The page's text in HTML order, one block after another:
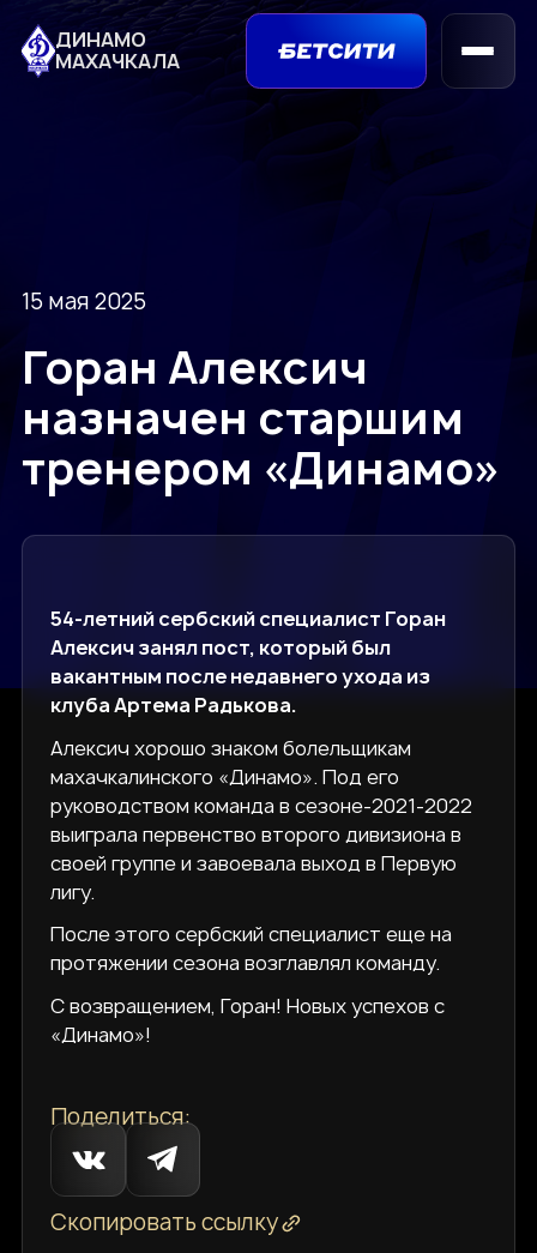
ДИНАМО
МАХАЧКАЛА
15 мая 2025
Горан Алексич
назначен старшим
тренером «Динамо»
54-летний сербский специалист Горан
Алексич занял пост, который был
вакантным после недавнего ухода из
клуба Артема Радькова.
Алексич хорошо знаком болельщикам
махачкалинского «Динамо». Под его
руководством команда в сезоне-2021-2022
выиграла первенство второго дивизиона в
своей группе и завоевала выход в Первую
лигу.
После этого сербский специалист еще на
протяжении сезона возглавлял команду.
С возвращением, Горан! Новых успехов с
«Динамо»!
Поделиться:
Скопировать ссылку